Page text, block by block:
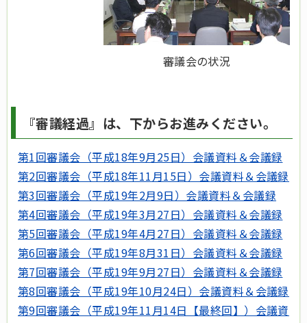
審議会の状況
『審議経過』は、下からお進みください。
第1回審議会（平成18年9月25日）会議資料＆会議録
第2回審議会（平成18年11月15日）会議資料＆会議録
第3回審議会（平成19年2月9日）会議資料＆会議録
第4回審議会（平成19年3月27日）会議資料＆会議録
第5回審議会（平成19年4月27日）会議資料＆会議録
第6回審議会（平成19年8月31日）会議資料＆会議録
第7回審議会（平成19年9月27日）会議資料＆会議録
第8回審議会（平成19年10月24日）会議資料＆会議録
第9回審議会（平成19年11月14日【最終回】）会議資